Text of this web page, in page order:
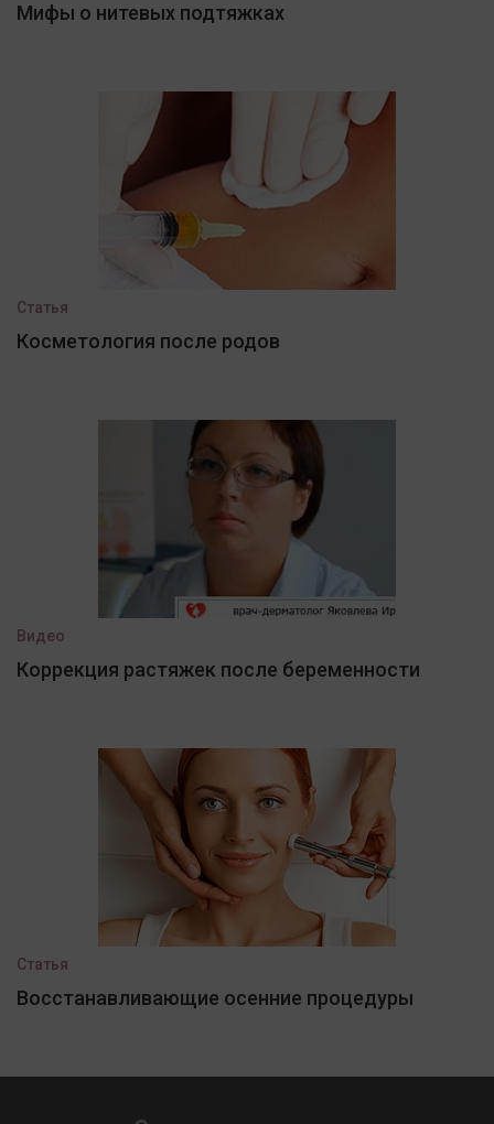
Мифы о нитевых подтяжках
Статья
Косметология после родов
Видео
Коррекция растяжек после беременности
Статья
Восстанавливающие осенние процедуры